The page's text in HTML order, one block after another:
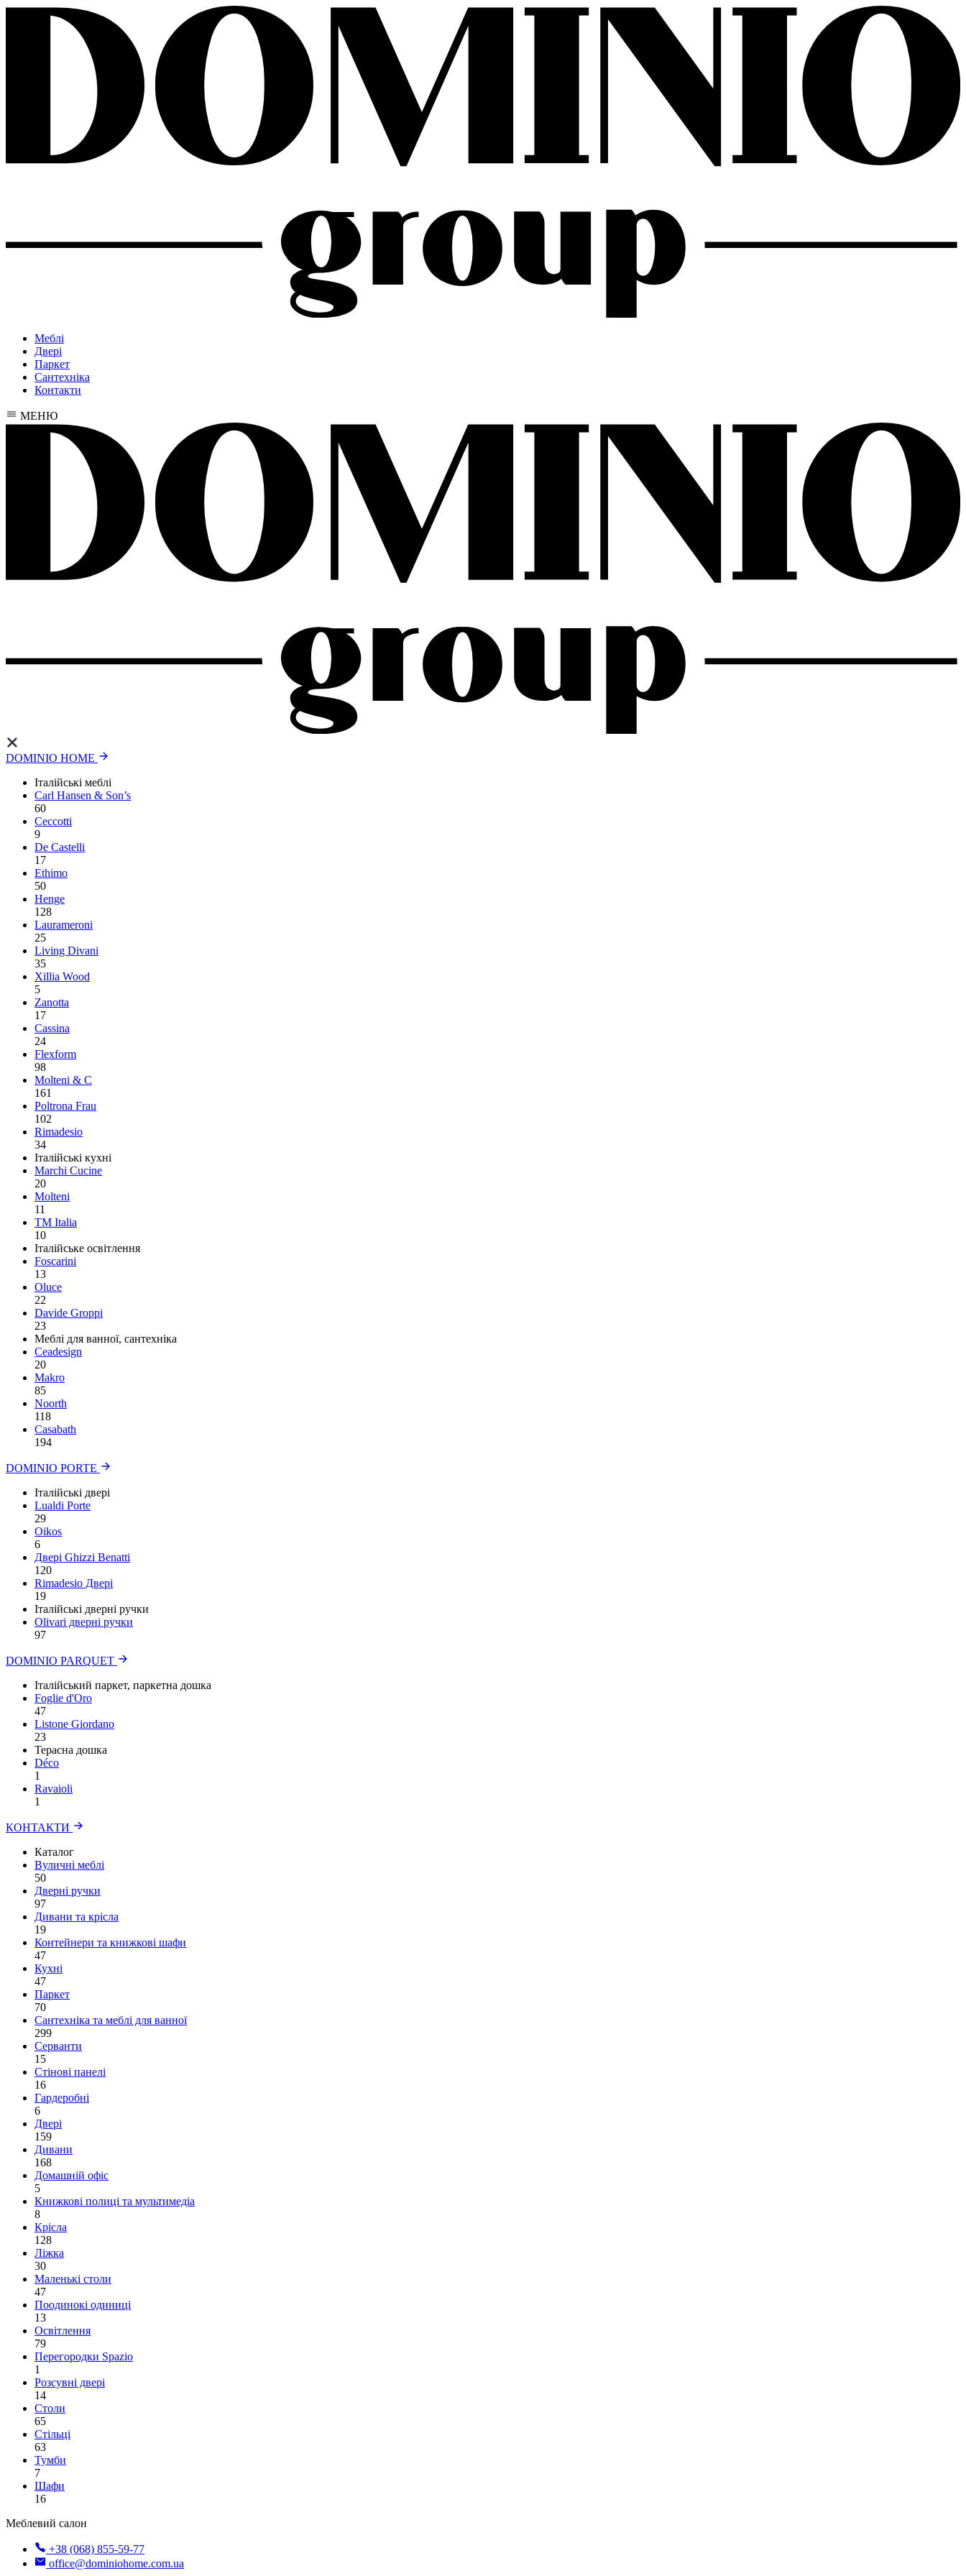
Меблі
Двері
Паркет
Сантехніка
Контакти
МЕНЮ
DOMINIO HOME
Італійські меблі
Carl Hansen & Son’s
60
Ceccotti
9
De Castelli
17
Ethimo
50
Henge
128
Laurameroni
25
Living Divani
35
Xillia Wood
5
Zanotta
17
Cassina
24
Flexform
98
Molteni & C
161
Poltrona Frau
102
Rimadesio
34
Італійські кухні
Marchi Cucine
20
Molteni
11
TM Italia
10
Італійське освітлення
Foscarini
13
Oluce
22
Davide Groppi
23
Меблі для ванної, сантехніка
Ceadesign
20
Makro
85
Noorth
118
Сasabath
194
DOMINIO PORTE
Італійські двері
Lualdi Porte
29
Oikos
6
Двері Ghizzi Benatti
120
Rimadesio Двері
19
Італійські дверні ручки
Olivari дверні ручки
97
DOMINIO PARQUET
Італійський паркет, паркетна дошка
Foglie d'Oro
47
Listone Giordano
23
Терасна дошка
Déco
1
Ravaioli
1
КОНТАКТИ
Каталог
Вуличні меблі
50
Дверні ручки
97
Дивани та крісла
19
Контейнери та книжкові шафи
47
Кухні
47
Паркет
70
Сантехніка та меблі для ванної
299
Серванти
15
Стінові панелі
16
Гардеробні
6
Двері
159
Дивани
168
Домашній офіс
5
Книжкові полиці та мультимедіа
8
Крісла
128
Ліжка
30
Маленькі столи
47
Поодинокі одиниці
13
Освітлення
79
Перегородки Spazio
1
Розсувні двері
14
Столи
65
Стільці
63
Тумби
7
Шафи
16
Меблевий салон
+38 (068) 855-59-77
office@dominiohome.com.ua